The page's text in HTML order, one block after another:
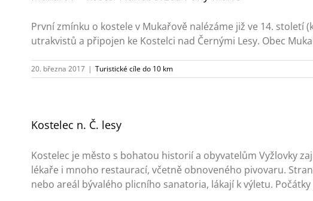
První zmínku o kostele v Mukařově nalézáme již ve 14. století
utrakvistů a připojen ke Kostelci nad Černými Lesy. Obec
20. března 2017 | Turistické cíle do 10 km
Kostelec n. Č. lesy
Kostelec je město s bohatou historií a obyvatelům Vyžlovky
lékaře i mnoho restaurací, včetně obnoveného pivovaru.
nebo areál bývalého plicního sanatoria, lákají k výletu. Počátky